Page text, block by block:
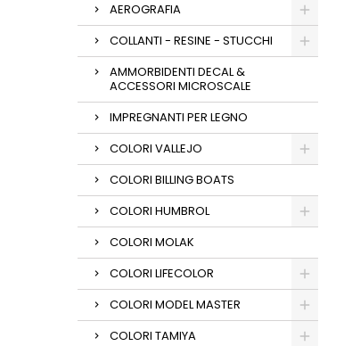
AEROGRAFIA
COLLANTI - RESINE - STUCCHI
AMMORBIDENTI DECAL &
ACCESSORI MICROSCALE
IMPREGNANTI PER LEGNO
COLORI VALLEJO
COLORI BILLING BOATS
COLORI HUMBROL
COLORI MOLAK
COLORI LIFECOLOR
COLORI MODEL MASTER
COLORI TAMIYA